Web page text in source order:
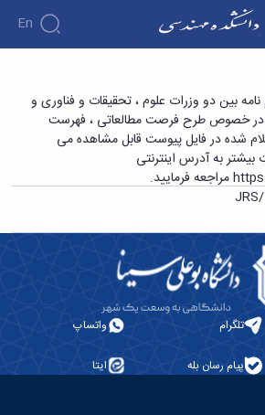
En
بین دو وزارت صنعت، معدن و
تحقیقات و فناوری در
- دانشکده فنی و
بین دو وزرات علوم ، تحقیقات و فناوری و
خصوص طرح فرصت مطالعاتی ، فهرست
شده در فایل پیوست قابل مشاهده می
به آدرس اینترنتی
مراجعه فرمایید.
تلگرام واتساپ
پیام رسان بله ایتا